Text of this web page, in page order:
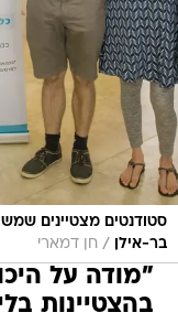
סטודנטים מצטיינים
בר-אילן
/ חן דמארי
"מודה על
בהצטיינות